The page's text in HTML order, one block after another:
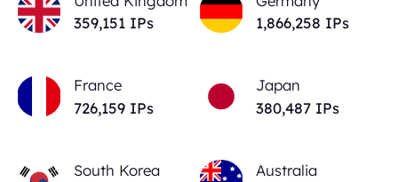
359,151 IPs
1,866,258 IPs
France
726,159 IPs
Japan
380,487 IPs
South Korea
Australia